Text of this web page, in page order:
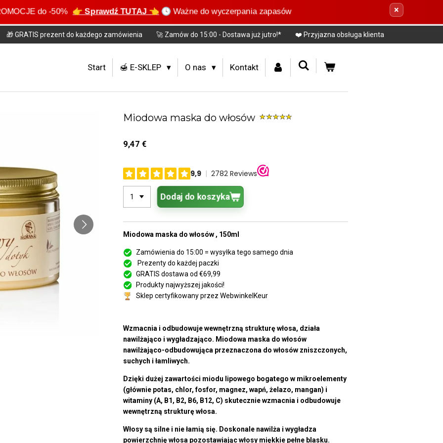
do -50% 👉 Sprawdź TUTAJ 👈 🕓 Ważne do wyczerpania zapasów ×
🎁 GRATIS prezent do każdego zamówienia 🚀 Zamów do 15:00 - Dostawa już jutro!* ❤️ Przyjazna obsługa klienta
Start 🍯 E-SKLEP O nas Kontakt
Miodowa maska do włosów
9,47 €
Dodaj do koszyka
Miodowa maska do włosów , 150ml
Zamówienia do 15:00 = wysyłka tego samego dnia
Prezenty do każdej paczki
GRATIS dostawa od €69,99
Produkty najwyższej jakości!
Sklep certyfikowany przez WebwinkelKeur
Wzmacnia i odbudowuje wewnętrzną strukturę włosa, działa
nawilżająco i wygładzająco. Miodowa maska do włosów
nawilżająco-odbudowująca przeznaczona do włosów zniszczonych,
suchych i łamliwych.
Dzięki dużej zawartości miodu lipowego bogatego w mikroelementy
(głównie potas, chlor, fosfor, magnez, wapń, żelazo, mangan) i
witaminy (A, B1, B2, B6, B12, C) skutecznie wzmacnia i odbudowuje
wewnętrzną strukturę włosa.
Włosy są silne i nie łamią się. Doskonale nawilża i wygładza
powierzchnię włosa pozostawiając włosy miękkie pełne blasku.